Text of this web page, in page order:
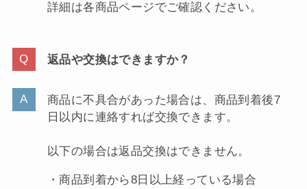
詳細は各商品ページでご確認ください。
返品や交換はできますか？
商品に不具合があった場合は、商品到着後7
日以内に連絡すれば交換できます。
以下の場合は返品交換はできません。
・商品到着から8日以上経っている場合